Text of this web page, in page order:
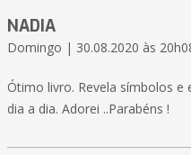
NADIA
Domingo | 30.08.2020 às
Ótimo livro. Revela símbolos
dia a dia. Adorei ..Parabéns !